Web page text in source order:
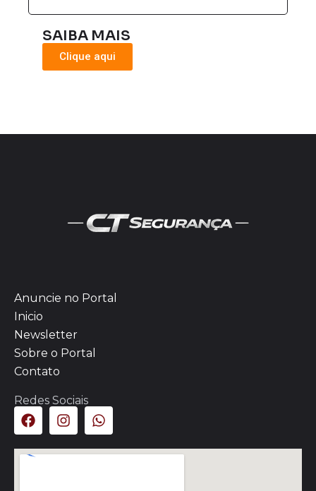
SAIBA MAIS
Clique aqui
Anuncie no Portal
Inicio
Newsletter
Sobre o Portal
Contato
Redes Sociais